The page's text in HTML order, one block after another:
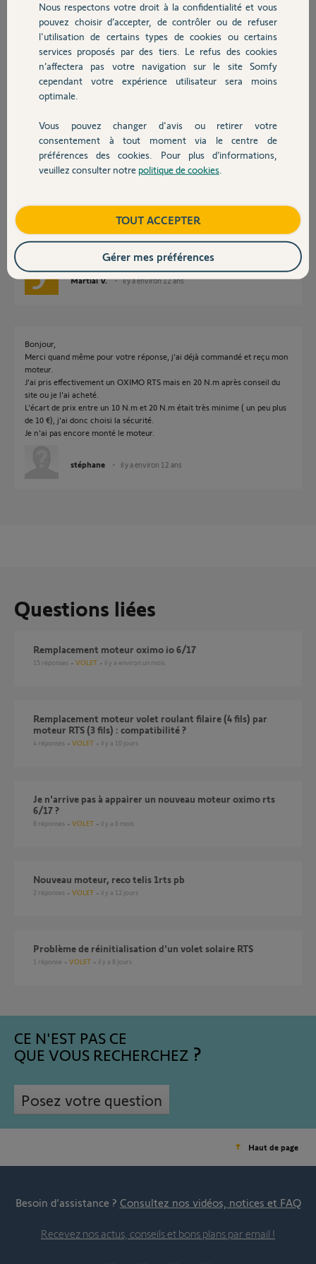
Chauffage
Autres produits
Devis avec un pro
Contact
stéphane
Participer au fil de discussion
Réponses
Bonjour Stéphane,
Pour le remplacement de ce moteur je vous recommande de vous diriger
Concernant la puissance du moteur je vous recommande un moteur de
puissance 10Nm étant donné que ce moteur est destiné à de la
Martial V. il y a environ 12 ans
Bonjour,
Merci quand même pour votre réponse, j'ai déjà commandé et reçu mon
moteur.
J'ai pris effectivement un OXIMO RTS mais en 20 N.m après conseil du
site ou je l'ai acheté.
L'écart de prix entre un 10 N.m et 20 N.m était très minime ( un peu plus
de 10 €), j'ai donc choisi la sécurité.
Je n'ai pas encore monté le moteur.
stéphane il y a environ 12 ans
Questions liées
Remplacement moteur oximo io 6/17
15 réponses VOLET il y a environ un mois
Remplacement moteur volet roulant filaire (4 fils) par
moteur RTS (3 fils) : compatibilité ?
4 réponses VOLET il y a 10 jours
Je n'arrive pas à appairer un nouveau moteur oximo rts
6/17 ?
8 réponses VOLET il y a 6 mois
Nouveau moteur, reco telis 1rts pb
2 réponses VOLET il y a 12 jours
Problème de réinitialisation d'un volet solaire RTS
1 réponse VOLET il y a 8 jours
CE N'EST PAS CE
QUE VOUS RECHERCHEZ
Posez votre question
Haut de page
Besoin d’assistance ? Consultez nos vidéos, notices et FAQ
Recevez nos actus, conseils et bons plans par email !
Nous respectons votre droit à la confidentialité et vous
pouvez choisir d’accepter, de contrôler ou de refuser
l'utilisation de certains types de cookies ou certains
services proposés par des tiers. Le refus des cookies
n’affectera pas votre navigation sur le site Somfy
cependant votre expérience utilisateur sera moins
optimale.
Vous pouvez changer d'avis ou retirer votre
consentement à tout moment via le centre de
préférences des cookies. Pour plus d’informations,
veuillez consulter notre politique de cookies
TOUT ACCEPTER
Gérer mes préférences